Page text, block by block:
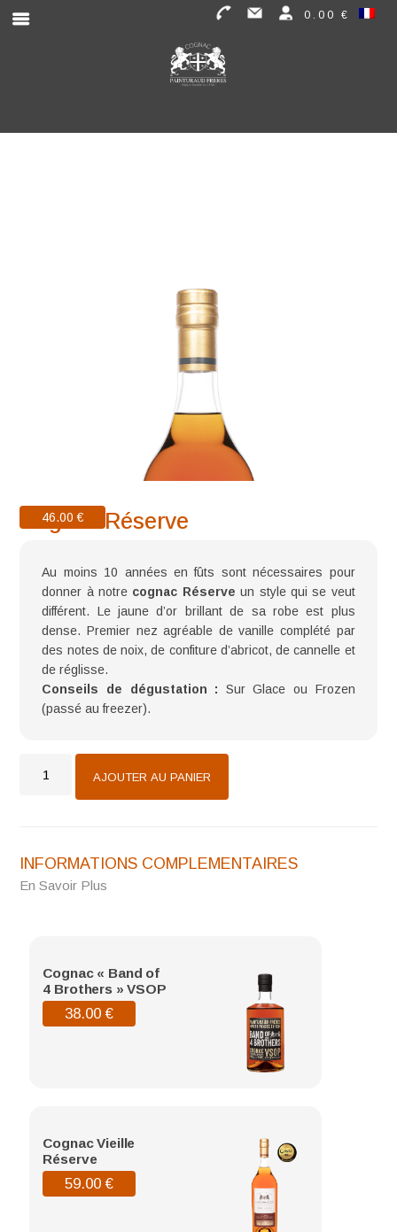
0.00 €
Cognac Réserve
46.00€
Au moins 10 années en fûts sont nécessaires pour
donner à notre cognac Réserve un style qui se veut
différent. Le jaune d’or brillant de sa robe est plus
dense. Premier nez agréable de vanille complété par
des notes de noix, de confiture d’abricot, de cannelle et
de réglisse.
Conseils de dégustation : Sur Glace ou Frozen
(passé au freezer).
Cognac
AJOUTER AU PANIER
En Savoir Plus
INFORMATIONS COMPLEMENTAIRES
Cognac « Band of
4 Brothers » VSOP
38.00€
Cognac Vieille
Réserve
59.00€